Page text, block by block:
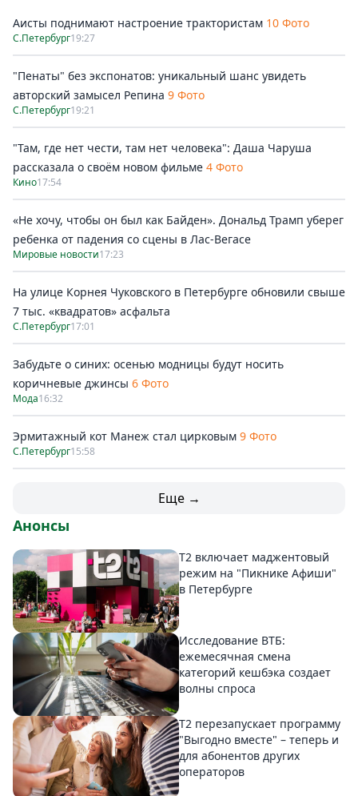
Аисты поднимают настроение трактористам 10 Фото
С.Петербург19:27
"Пенаты" без экспонатов: уникальный шанс увидеть
авторский замысел Репина 9 Фото
С.Петербург19:21
"Там, где нет чести, там нет человека": Даша Чаруша
рассказала о своём новом фильме 4 Фото
Кино17:54
«Не хочу, чтобы он был как Байден». Дональд Трамп уберег
ребенка от падения со сцены в Лас-Вегасе
Мировые новости17:23
На улице Корнея Чуковского в Петербурге обновили свыше
7 тыс. «квадратов» асфальта
С.Петербург17:01
Забудьте о синих: осенью модницы будут носить
коричневые джинсы 6 Фото
Мода16:32
Эрмитажный кот Манеж стал цирковым 9 Фото
С.Петербург15:58
Еще →
Анонсы
Т2 включает маджентовый
режим на "Пикнике Афиши"
в Петербурге
Исследование ВТБ:
ежемесячная смена
категорий кешбэка создает
волны спроса
Т2 перезапускает программу
"Выгодно вместе" – теперь и
для абонентов других
операторов